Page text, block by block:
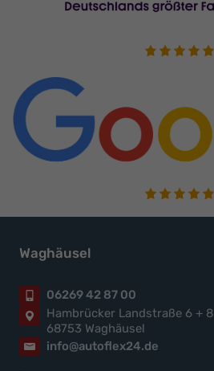
Waghäusel
06269 42 87 00
Hambrücker Landstraße 6 + 8
68753 Waghäusel
info@autoflex24.de